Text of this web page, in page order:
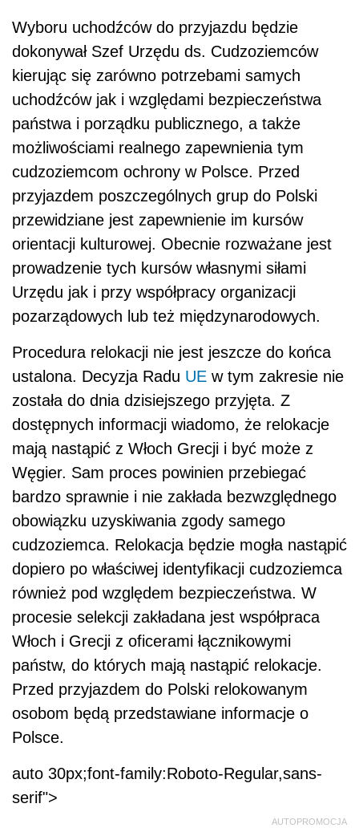
Wyboru uchodźców do przyjazdu będzie
dokonywał Szef Urzędu ds. Cudzoziemców
kierując się zarówno potrzebami samych
uchodźców jak i względami bezpieczeństwa
państwa i porządku publicznego, a także
możliwościami realnego zapewnienia tym
cudzoziemcom ochrony w Polsce. Przed
przyjazdem poszczególnych grup do Polski
przewidziane jest zapewnienie im kursów
orientacji kulturowej. Obecnie rozważane jest
prowadzenie tych kursów własnymi siłami
Urzędu jak i przy współpracy organizacji
pozarządowych lub też międzynarodowych.
Procedura relokacji nie jest jeszcze do końca
ustalona. Decyzja Radu UE w tym zakresie nie
została do dnia dzisiejszego przyjęta. Z
dostępnych informacji wiadomo, że relokacje
mają nastąpić z Włoch Grecji i być może z
Węgier. Sam proces powinien przebiegać
bardzo sprawnie i nie zakłada bezwzględnego
obowiązku uzyskiwania zgody samego
cudzoziemca. Relokacja będzie mogła nastąpić
dopiero po właściwej identyfikacji cudzoziemca
również pod względem bezpieczeństwa. W
procesie selekcji zakładana jest współpraca
Włoch i Grecji z oficerami łącznikowymi
państw, do których mają nastąpić relokacje.
Przed przyjazdem do Polski relokowanym
osobom będą przedstawiane informacje o
Polsce.
auto 30px;font-family:Roboto-Regular,sans-
serif">
AUTOPROMOCJA